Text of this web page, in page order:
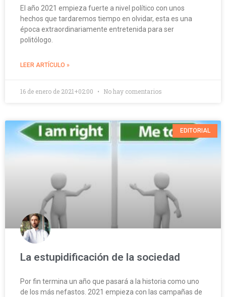
El año 2021 empieza fuerte a nivel político con unos
hechos que tardaremos tiempo en olvidar, esta es una
época extraordinariamente entretenida para ser
politólogo.
LEER ARTÍCULO »
16 de enero de 2021+02:00 No hay comentarios
EDITORIAL
La estupidificación de la sociedad
Por fin termina un año que pasará a la historia como uno
de los más nefastos. 2021 empieza con las campañas de